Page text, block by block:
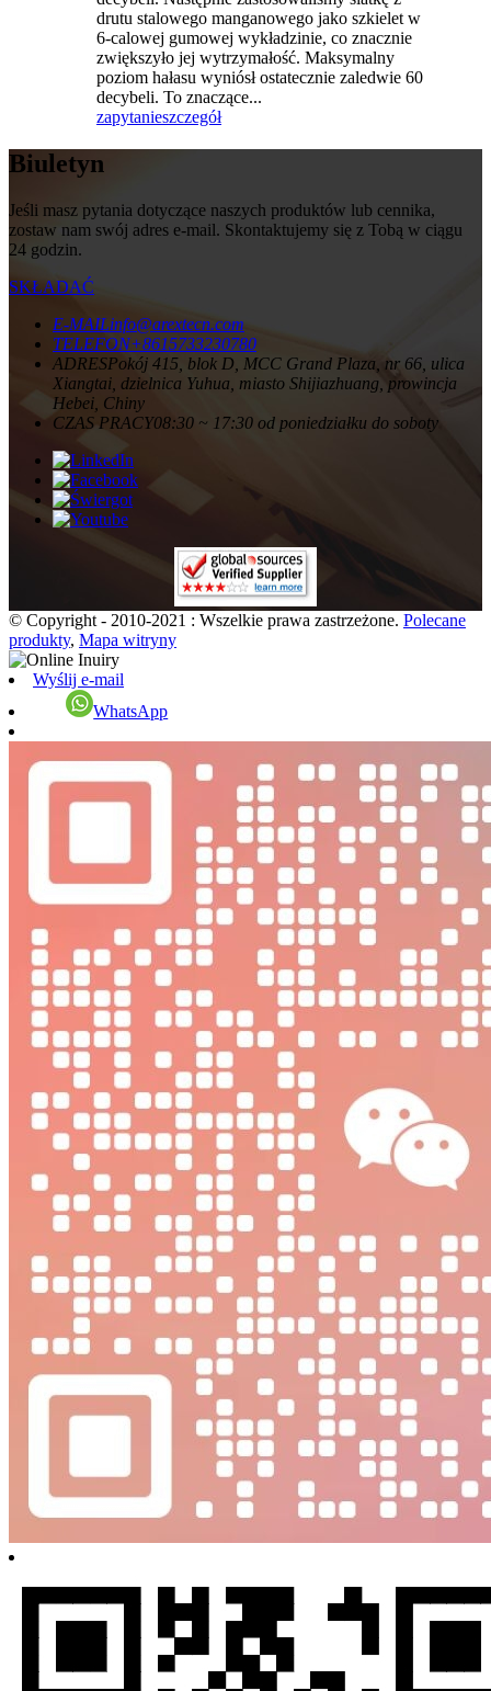
drutu stalowego manganowego jako szkielet w
6-calowej gumowej wykładzinie, co znacznie
zwiększyło jej wytrzymałość. Maksymalny
poziom hałasu wyniósł ostatecznie zaledwie 60
decybeli. To znaczące...
zapytanieszczegół
Biuletyn
Jeśli masz pytania dotyczące naszych produktów lub cennika,
zostaw nam swój adres e-mail. Skontaktujemy się z Tobą w ciągu
24 godzin.
SKŁADAĆ
E-MAILinfo@arextecn.com
TELEFON+8615733230780
ADRESPokój 415, blok D, MCC Grand Plaza, nr 66, ulica
Xiangtai, dzielnica Yuhua, miasto Shijiazhuang, prowincja
Hebei, Chiny
CZAS PRACY08:30 ~ 17:30 od poniedziałku do soboty
© Copyright - 2010-2021 : Wszelkie prawa zastrzeżone. Polecane
produkty, Mapa witryny
Wyślij e-mail
WhatsApp